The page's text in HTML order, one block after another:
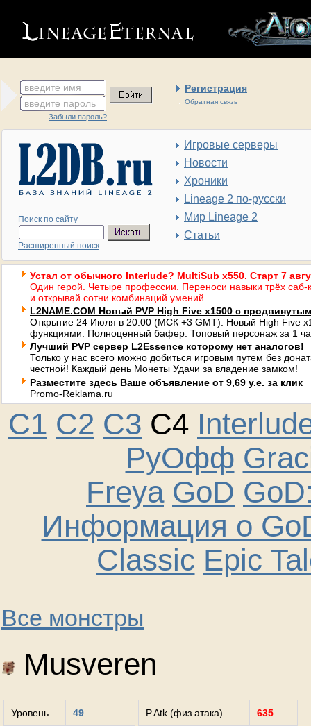
введите имя Регистрация
Обратная связь
введите пароль
Забыли пароль?
Поиск по сайту
Расширенный поиск
Игровые серверы
Новости
Хроники
Lineage 2 по-русски
Мир Lineage 2
Статьи
Устал от обычного Interlude? MultiSub x550. Старт 7
Один герой. Четыре профессии. Переноси навыки трёх саб-
и открывай сотни комбинаций умений.
L2NAME.COM Новый PVP High Five x1500 с
Открытие 24 Июля в 20:00 (МСК +3 GMT). Новый High Five
функциями. Полноценный бафер. Топовый персонаж за 1
Лучший PVP сервер L2Essence которому нет аналогов!
Только у нас всего можно добиться игровым путем без
честной! Каждый день Монеты Удачи за владение замком!
Разместите здесь Ваше объявление от 9,69 у.е. за клик
Promo-Reklama.ru
C1 C2 C3 C4
РуОфф
Freya GoD
Информация о
Classic Epic
Все монстры
Musveren
Уровень 49 P.Atk (физ.атака) 635